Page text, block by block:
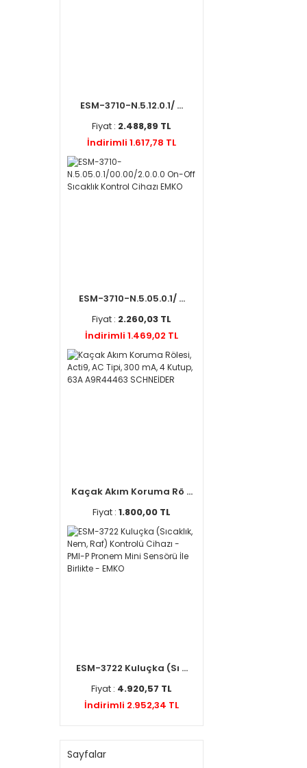
ESM-3710-N.5.12.0.1/ ...
Fiyat : 2.488,89 TL
İndirimli 1.617,78 TL
ESM-3710-N.5.05.0.1/ ...
Fiyat : 2.260,03 TL
İndirimli 1.469,02 TL
Kaçak Akım Koruma Rö ...
Fiyat : 1.800,00 TL
ESM-3722 Kuluçka (Sı ...
Fiyat : 4.920,57 TL
İndirimli 2.952,34 TL
Sayfalar